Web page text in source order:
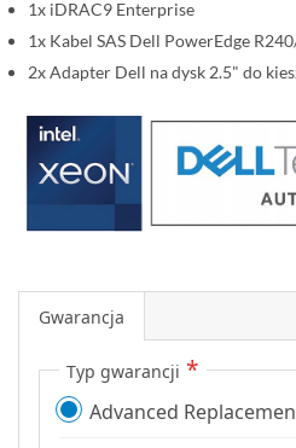
1x iDRAC9 Enterprise
1x Kabel SAS Dell PowerEdge
2x Adapter Dell na dysk 2.5" do
Gwarancja
Typ gwarancji
Advanced